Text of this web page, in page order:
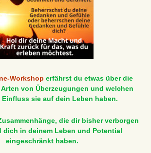
Workshop erfährst du etwas über die
von Überzeugungen und welchen
Einfluss sie auf dein Leben haben.
die dir bisher verborgen
dich in deinem Leben und Potential
eingeschränkt haben.